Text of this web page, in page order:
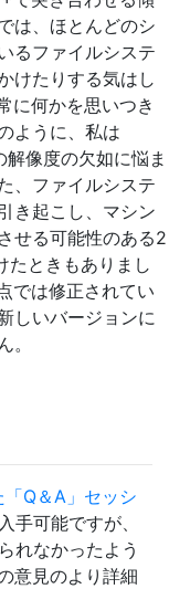
は、ほとんどのシ
るファイルシステ
けたりする気はし
に何かを思いつき
ように、私は
像度の欠如に悩ま
、ファイルシステ
き起こし、マシン
せる可能性のある2
たときもありまし
では修正されてい
しいバージョンに
。
Q＆A」セッシ
手可能ですが、
れなかったよう
意見のより詳細